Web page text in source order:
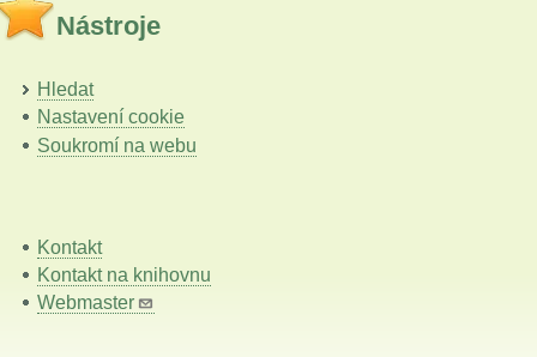
Nástroje
Hledat
Nastavení cookie
Soukromí na webu
Kontakt
Kontakt na knihovnu
Webmaster